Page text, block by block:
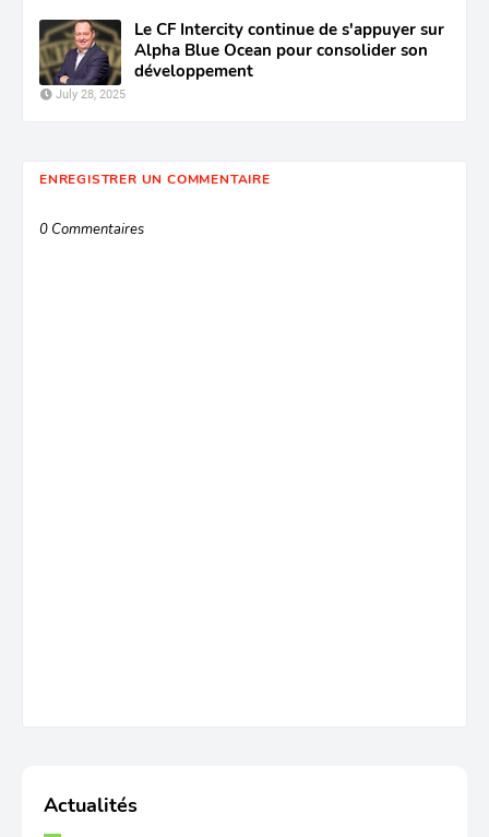
Le CF Intercity continue de s'appuyer sur
Alpha Blue Ocean pour consolider son
développement
July 28, 2025
ENREGISTRER UN COMMENTAIRE
0 Commentaires
Actualités